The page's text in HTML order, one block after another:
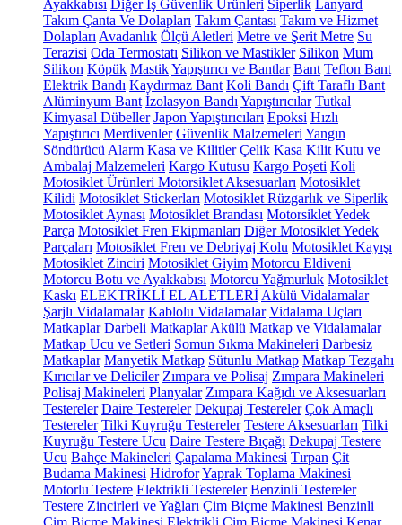
Ayakkabısı Diğer İş Güvenlik Ürünleri Siperlik Lanyard
Takım Çanta Ve Dolapları Takım Çantası Takım ve Hizmet
Dolapları Avadanlık Ölçü Aletleri Metre ve Şerit Metre Su
Terazisi Oda Termostatı Silikon ve Mastikler Silikon Mum
Silikon Köpük MastikYapıştırıcı ve Bantlar Bant Teflon Bant
Elektrik Bandı Kaydırmaz Bant Koli Bandı Çift Taraflı Bant
Alüminyum Bant İzolasyon Bandı Yapıştırıcılar Tutkal
Kimyasal Dübeller Japon Yapıştırıcıları Epoksi Hızlı
Yapıştırıcı Merdivenler Güvenlik Malzemeleri Yangın
Söndürücü Alarm Kasa ve Kilitler Çelik Kasa Kilit Kutu ve
Ambalaj Malzemeleri Kargo Kutusu Kargo Poşeti Koli
Motosiklet Ürünleri Motorsiklet Aksesuarları Motosiklet
Kilidi Motosiklet Stickerları Motosiklet Rüzgarlık ve Siperlik
Motosiklet Aynası Motosiklet Brandası Motorsiklet Yedek
Parça Motosiklet Fren Ekipmanları Diğer Motosiklet Yedek
Parçaları Motosiklet Fren ve Debriyaj Kolu Motosiklet Kayışı
Motosiklet Zinciri Motosiklet Giyim Motorcu Eldiveni
Motorcu Botu ve Ayakkabısı Motorcu Yağmurluk Motosiklet
Kaskı ELEKTRİKLİ EL ALETLERİ Akülü Vidalamalar
Şarjlı Vidalamalar Kablolu Vidalamalar Vidalama Uçları
Matkaplar Darbeli Matkaplar Akülü Matkap ve Vidalamalar
Matkap Ucu ve Setleri Somun Sıkma Makineleri Darbesiz
Matkaplar Manyetik Matkap Sütunlu Matkap Matkap Tezgahı
Kırıcılar ve Deliciler Zımpara ve Polisaj Zımpara Makineleri
Polisaj Makineleri Planyalar Zımpara Kağıdı ve Aksesuarları
Testereler Daire Testereler Dekupaj Testereler Çok Amaçlı
Testereler Tilki Kuyruğu Testereler Testere Aksesuarları Tilki
Kuyruğu Testere Ucu Daire Testere Bıçağı Dekupaj Testere
Ucu Bahçe Makineleri Çapalama Makinesi Tırpan Çit
Budama Makinesi HidroforYaprak Toplama Makinesi
Motorlu Testere Elektrikli Testereler Benzinli Testereler
Testere Zincirleri ve Yağları Çim Biçme Makinesi Benzinli
Çim Biçme Makinesi Elektrikli Çim Biçme Makinesi Kenar